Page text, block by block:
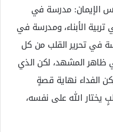
الإيمان: مدرسة في
الأبناء، ومدرسة في
في تحرير القلب من كل
ظاهر المشهد، لكن الذي
الفداء نهاية قصةٍ
الله على نفسه،